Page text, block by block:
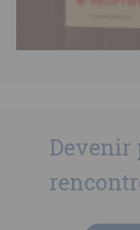
Devenir